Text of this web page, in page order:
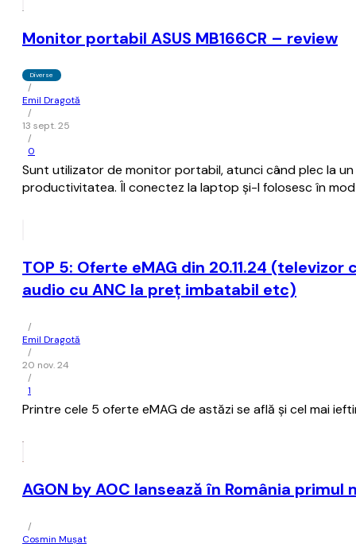
Monitor portabil ASUS MB166CR – review
Diverse
/
Emil Dragotă
/
13 sept. 25
/
0
Sunt utilizator de monitor portabil, atunci când plec la
productivitatea. Îl conectez la laptop și-l folosesc în
TOP 5: Oferte eMAG din 20.11.24
audio cu ANC la preț imbatabil etc)
/
Emil Dragotă
/
20 nov. 24
/
1
Printre cele 5 oferte eMAG de astăzi se află și cel mai
AGON by AOC lansează în România
/
Cosmin Mușat